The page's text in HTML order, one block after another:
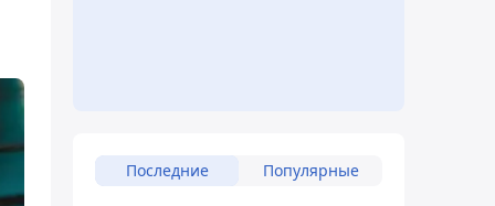
Последние Популярные